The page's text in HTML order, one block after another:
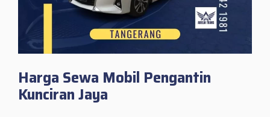
Harga Sewa Mobil Pengantin
Kunciran Jaya